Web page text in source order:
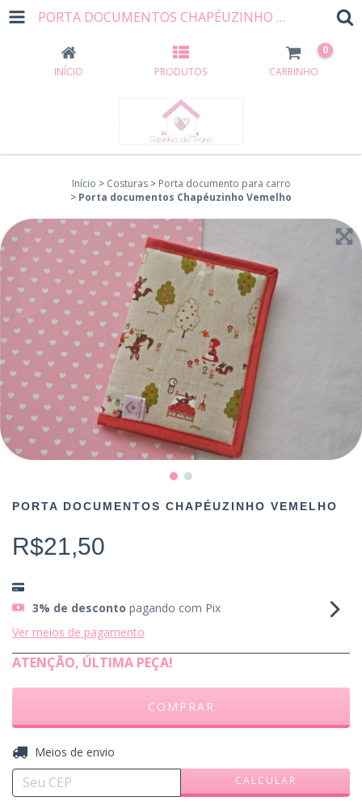
PORTA DOCUMENTOS CHAPÉUZINHO VEMELHO
INÍCIO PRODUTOS CARRINHO
0
Início > Costuras > Porta documento para carro
> Porta documentos Chapéuzinho Vemelho
PORTA DOCUMENTOS CHAPÉUZINHO VEMELHO
R$21,50
3% de desconto pagando com Pix
Ver meios de pagamento
ATENÇÃO, ÚLTIMA PEÇA!
Entregas para o CEP:
Meios de envio
CALCULAR